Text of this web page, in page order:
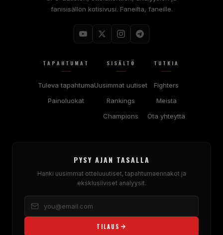
fanisisällön kotisivusi. Faneilta, faneille.
TAPAHTUMAT
Tuleva tapahtuma
Painoluokat
SISÄLTÖ
Uusimmat uutiset
Rankings
Champions
TUTKIA
Fighters
Meistä
Ota yhteyttä
PYSY AJAN TASALLA
Hanki uusimmat otteluuutiset, tapahtumaennakot ja
eksklusiiviset analyysit.
TILAUS